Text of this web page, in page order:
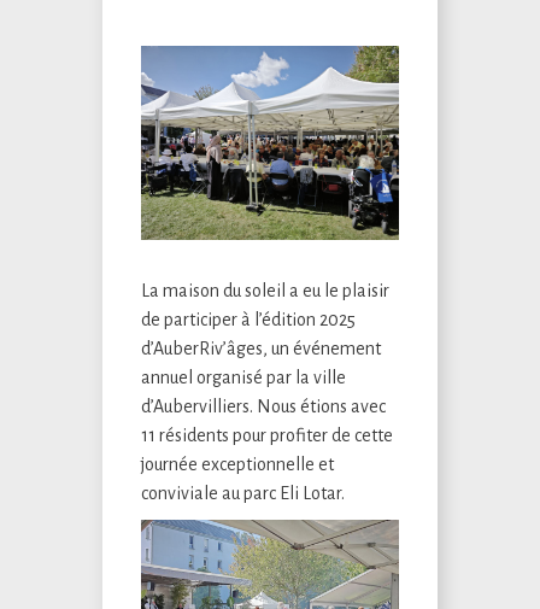
La maison du soleil a eu le plaisir
de participer à l’édition 2025
d’AuberRiv’âges, un événement
annuel organisé par la ville
d’Aubervilliers. Nous étions avec
11 résidents pour profiter de cette
journée exceptionnelle et
conviviale au parc Eli Lotar.